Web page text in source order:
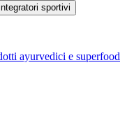
ayurvedici e superfood